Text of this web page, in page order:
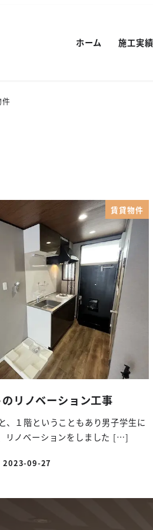
ホーム 施工実績
件
賃貸物件
リノベーション工事
、１階ということもあり男子学生に
リノベーションをしました […]
投稿日
2023-09-27